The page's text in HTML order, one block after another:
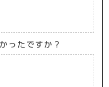
ったですか？